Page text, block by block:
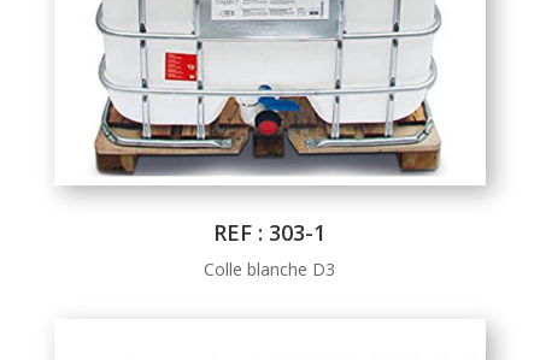
REF : 303-1
Colle blanche D3